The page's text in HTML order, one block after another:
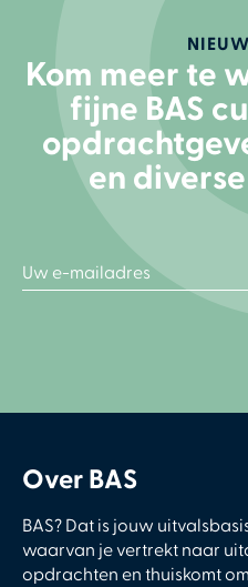
Kom meer te
fijne BAS
en
Over BAS
BAS? Dat is jouw
waarvan je vertrekt naar
opdrachten en thuiskomt